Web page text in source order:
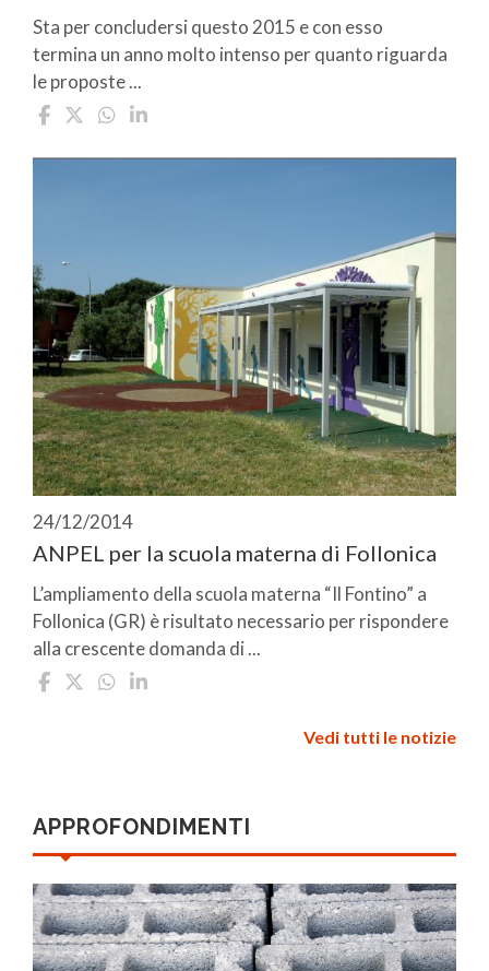
Sta per concludersi questo 2015 e con esso
termina un anno molto intenso per quanto riguarda
le proposte ...
24/12/2014
ANPEL per la scuola materna di Follonica
L’ampliamento della scuola materna “Il Fontino” a
Follonica (GR) è risultato necessario per rispondere
alla crescente domanda di ...
Vedi tutti le notizie
APPROFONDIMENTI